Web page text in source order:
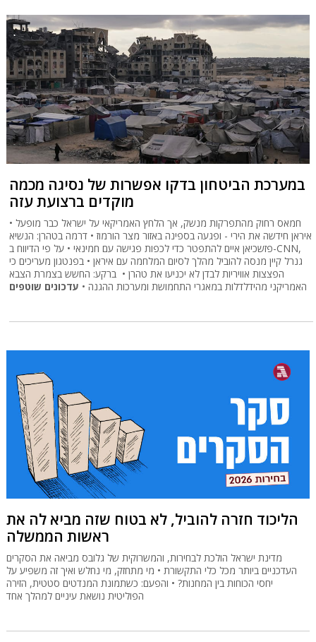
במערכת הביטחון בדקו אפשרות של נסיגה מכמה
מוקדים ברצועת עזה
חמאס רחוק מהתפרקות מנשק, אך הלחץ האמריקאי על ישראל כבר מופעל •
איראן חידשה את הירי - ופגעה בספינה באזור מצר הורמוז • דרמה בטהרן: הנשיא
פזשכיאן איים להתפטר כדי לכפות פגישה עם חמינאי • על פי הדיווח ב-CNN,
גנרל קיין מנסה להוביל מהלך לסיום המלחמה עם איראן • בפנטגון מעריכים כי
הפצצות אוויריות לבדן לא יכניעו את טהרן • ברקע: החשש בצמרת הצבא
האמריקני מהידלדלות במאגרי התחמושת ומערכות ההגנה • עדכונים שוטפים
הליכוד חזרה להוביל, לא בטוח שזה מביא לה את
ראשות הממשלה
מדינת ישראל הולכת לבחירות, והמשרוקית של גלובס מביאה את הסקרים
העדכניים ביותר מכל כלי התקשורת • מי מתחזק, מי נחלש ואיך זה משפיע על
יחסי הכוחות בין המחנות? • והפעם: כשתמונת המנדטים סטטית, הזירה
הפוליטית נושאת עיניים למהלך אחד